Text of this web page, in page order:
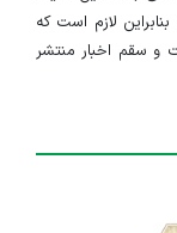
لازم است که
و سقم اخبار منتشر